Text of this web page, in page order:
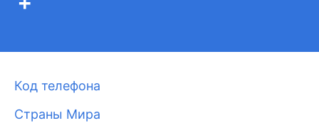
Код телефона
Страны Мира